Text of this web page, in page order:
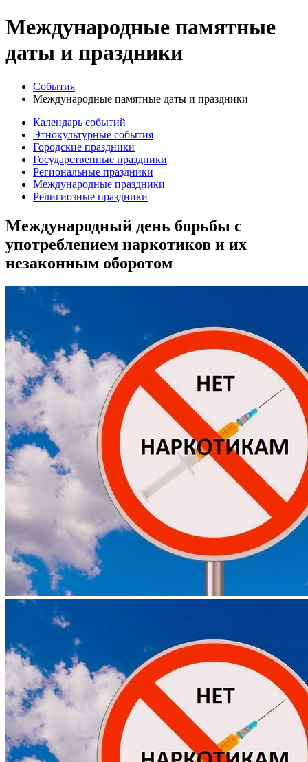
Международные памятные
даты и праздники
События
Международные памятные даты и праздники
Календарь событий
Этнокультурные события
Городские праздники
Государственные праздники
Региональные праздники
Международные праздники
Религиозные праздники
Международный день борьбы с
употреблением наркотиков и их
незаконным оборотом